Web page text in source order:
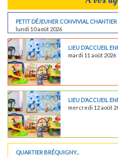
PETIT DÉJEUNER CONVIVIAL CHANTIER
lundi 10 août 2026
LIEU D’ACCUEIL
mardi 11 août 2026
LIEU D’ACCUEIL
mercredi 12 août
QUARTIER BRÉQUIGNY...